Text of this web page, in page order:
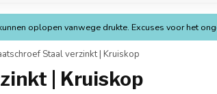
oplopen vanwege drukte. Excuses voor het
Staal verzinkt | Kruiskop
| Kruiskop